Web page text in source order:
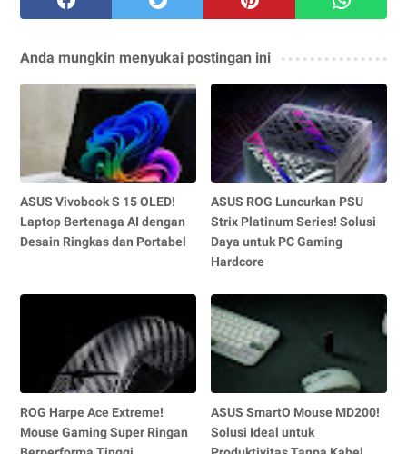
Anda mungkin menyukai postingan ini
ASUS Vivobook S 15 OLED!
Laptop Bertenaga AI dengan
Desain Ringkas dan Portabel
ASUS ROG Luncurkan PSU
Strix Platinum Series! Solusi
Daya untuk PC Gaming
Hardcore
ROG Harpe Ace Extreme!
Mouse Gaming Super Ringan
ASUS SmartO Mouse MD200!
Solusi Ideal untuk